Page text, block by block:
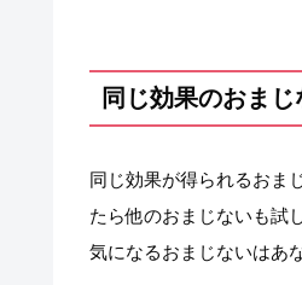
同じ効果のおま
同じ効果が得られるおま
たら他のおまじないも試
気になるおまじないはあ